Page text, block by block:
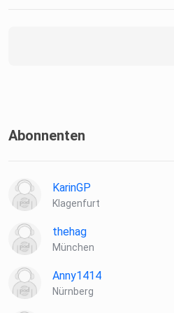
Abonnenten
KarinGP
Klagenfurt
thehag
München
Anny1414
Nürnberg